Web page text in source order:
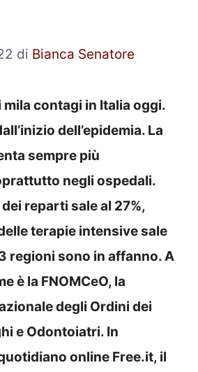
di Bianca Senatore
contagi in Italia oggi.
dell’epidemia. La
sempre più
negli ospedali.
reparti sale al 27%,
terapie intensive sale
regioni sono in affanno. A
è la FNOMCeO, la
degli Ordini dei
e Odontoiatri. In
online Free.it, il